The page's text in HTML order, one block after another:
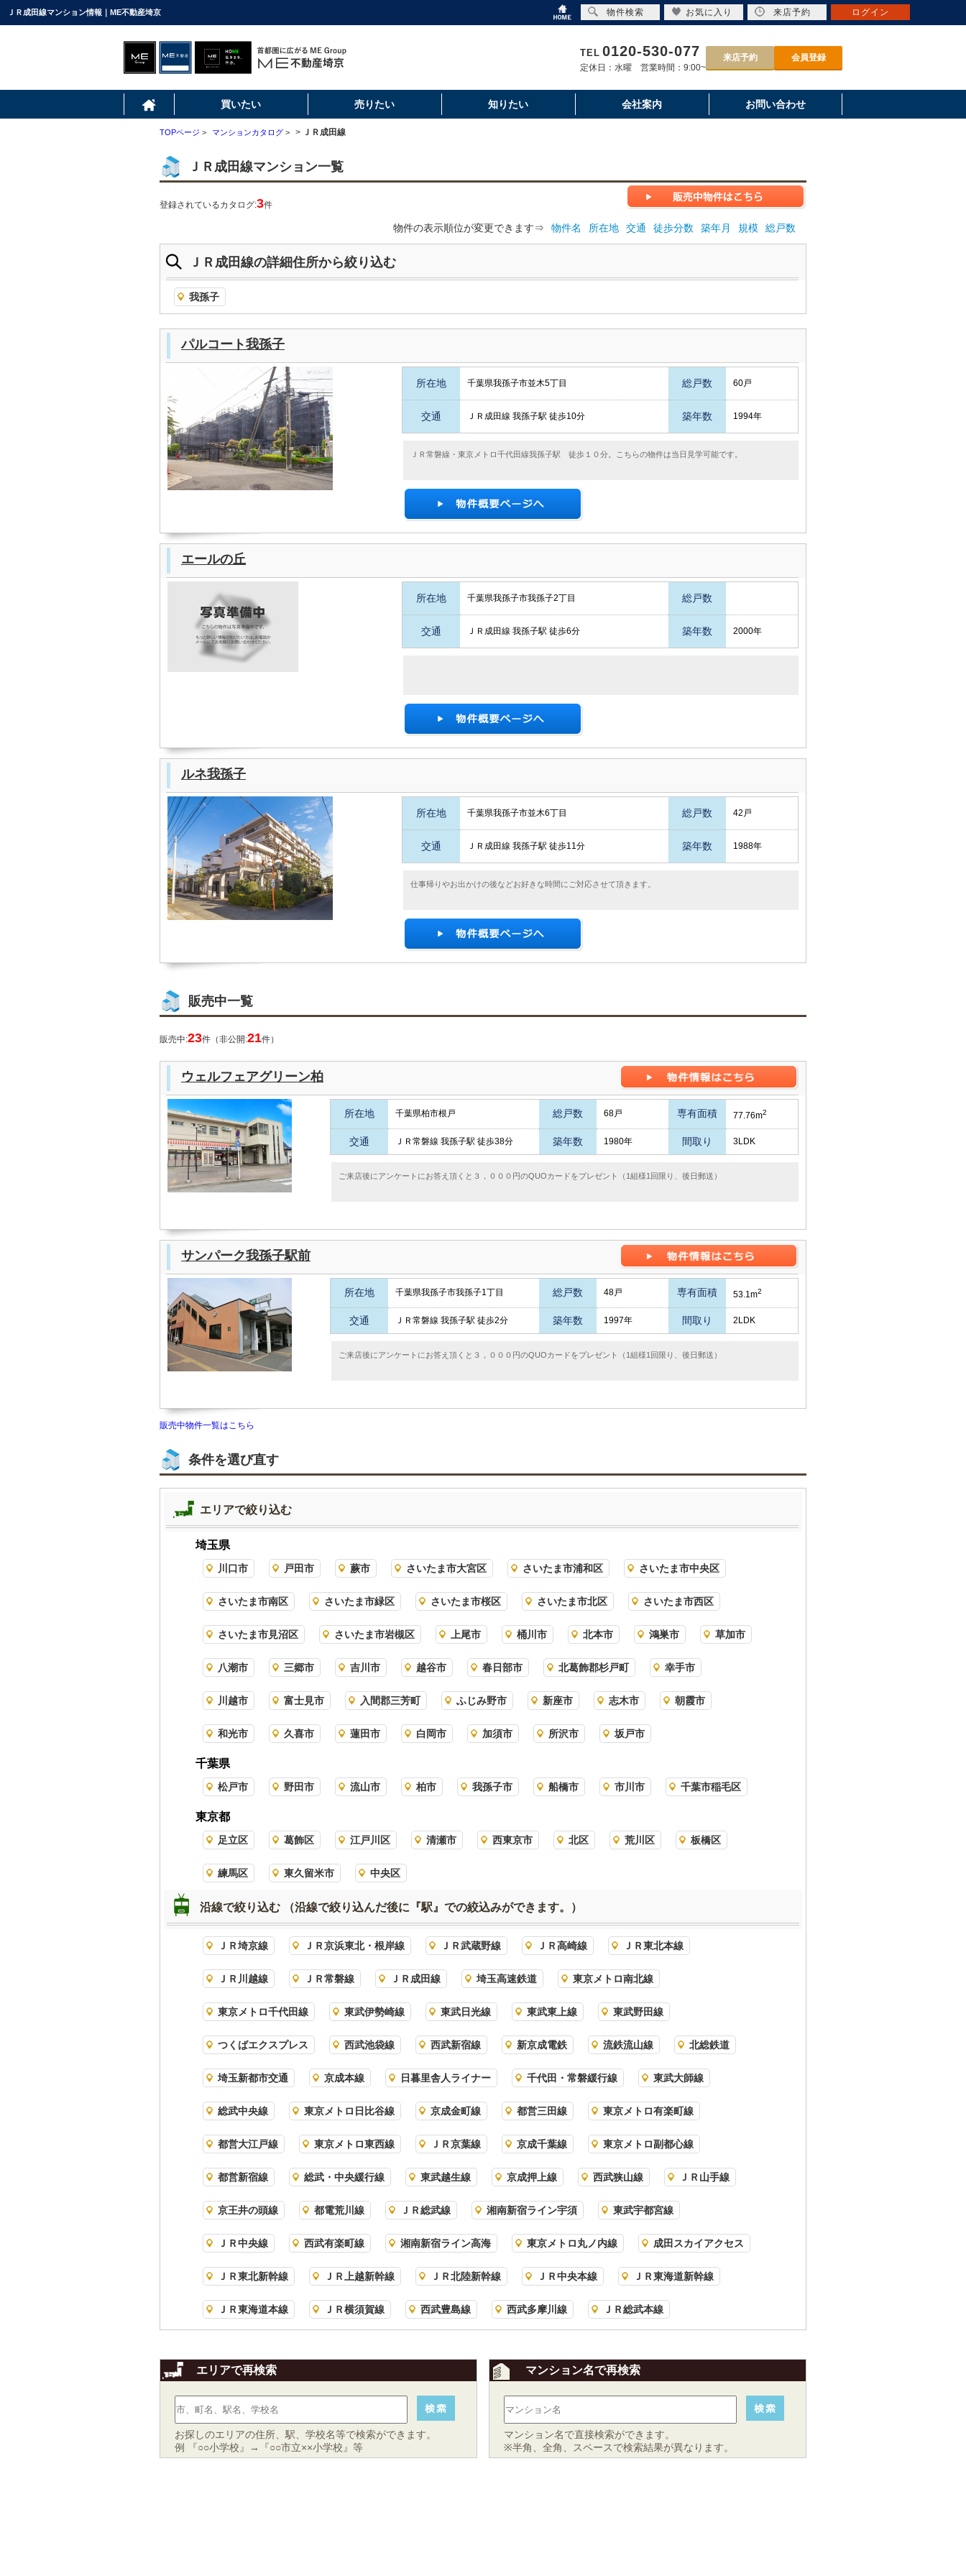
ＪＲ成田線マンション情報｜ME不動産埼京
TEL 0120-530-077
定休日：水曜 営業時間：9:00~
来店予約 会員登録
買いたい 売りたい 知りたい 会社案内 お問い合わせ
TOPページ > マンションカタログ > > ＪＲ成田線
ＪＲ成田線マンション一覧
登録されているカタログ:3件
物件の表示順位が変更できます⇒ 物件名 所在地 交通 徒歩分数 築年月 規模 総戸数
ＪＲ成田線の詳細住所から絞り込む
我孫子
パルコート我孫子
所在地 千葉県我孫子市並木5丁目 総戸数 60戸
交通 ＪＲ成田線 我孫子駅 徒歩10分 築年数 1994年
ＪＲ常磐線・東京メトロ千代田線我孫子駅 徒歩１０分。こちらの物件は当日見学可能です。
エールの丘
所在地 千葉県我孫子市我孫子2丁目 総戸数
交通 ＪＲ成田線 我孫子駅 徒歩6分 築年数 2000年
ルネ我孫子
所在地 千葉県我孫子市並木6丁目 総戸数 42戸
交通 ＪＲ成田線 我孫子駅 徒歩11分 築年数 1988年
仕事帰りやお出かけの後などお好きな時間にご対応させて頂きます。
販売中一覧
販売中:23件（非公開:21件）
ウェルフェアグリーン柏
所在地 千葉県柏市根戸 総戸数 68戸 専有面積 77.76m2
交通 ＪＲ常磐線 我孫子駅 徒歩38分 築年数 1980年 間取り 3LDK
ご来店後にアンケートにお答え頂くと３，０００円のQUOカードをプレゼント（1組様1回限り、後日郵送）
サンパーク我孫子駅前
所在地 千葉県我孫子市我孫子1丁目 総戸数 48戸 専有面積 53.1m2
交通 ＪＲ常磐線 我孫子駅 徒歩2分 築年数 1997年 間取り 2LDK
ご来店後にアンケートにお答え頂くと３，０００円のQUOカードをプレゼント（1組様1回限り、後日郵送）
販売中物件一覧はこちら
条件を選び直す
エリアで絞り込む
埼玉県
川口市 戸田市 蕨市 さいたま市大宮区 さいたま市浦和区 さいたま市中央区
さいたま市南区 さいたま市緑区 さいたま市桜区 さいたま市北区 さいたま市西区
さいたま市見沼区 さいたま市岩槻区 上尾市 桶川市 北本市 鴻巣市 草加市
八潮市 三郷市 吉川市 越谷市 春日部市 北葛飾郡杉戸町 幸手市
川越市 富士見市 入間郡三芳町 ふじみ野市 新座市 志木市 朝霞市
和光市 久喜市 蓮田市 白岡市 加須市 所沢市 坂戸市
千葉県
松戸市 野田市 流山市 柏市 我孫子市 船橋市 市川市 千葉市稲毛区
東京都
足立区 葛飾区 江戸川区 清瀬市 西東京市 北区 荒川区 板橋区
練馬区 東久留米市 中央区
沿線で絞り込む （沿線で絞り込んだ後に『駅』での絞込みができます。）
ＪＲ埼京線 ＪＲ京浜東北・根岸線 ＪＲ武蔵野線 ＪＲ高崎線 ＪＲ東北本線
ＪＲ川越線 ＪＲ常磐線 ＪＲ成田線 埼玉高速鉄道 東京メトロ南北線
東京メトロ千代田線 東武伊勢崎線 東武日光線 東武東上線 東武野田線
つくばエクスプレス 西武池袋線 西武新宿線 新京成電鉄 流鉄流山線 北総鉄道
埼玉新都市交通 京成本線 日暮里舎人ライナー 千代田・常磐緩行線 東武大師線
総武中央線 東京メトロ日比谷線 京成金町線 都営三田線 東京メトロ有楽町線
都営大江戸線 東京メトロ東西線 ＪＲ京葉線 京成千葉線 東京メトロ副都心線
都営新宿線 総武・中央緩行線 東武越生線 京成押上線 西武狭山線 ＪＲ山手線
京王井の頭線 都電荒川線 ＪＲ総武線 湘南新宿ライン宇須 東武宇都宮線
ＪＲ中央線 西武有楽町線 湘南新宿ライン高海 東京メトロ丸ノ内線 成田スカイアクセス
ＪＲ東北新幹線 ＪＲ上越新幹線 ＪＲ北陸新幹線 ＪＲ中央本線 ＪＲ東海道新幹線
ＪＲ東海道本線 ＪＲ横須賀線 西武豊島線 西武多摩川線 ＪＲ総武本線
エリアで再検索
お探しのエリアの住所、駅、学校名等で検索ができます。
例 『○○小学校』→『○○市立××小学校』等
マンション名で再検索
マンション名で直接検索ができます。
※半角、全角、スペースで検索結果が異なります。
物件検索 お気に入り 来店予約 ログイン